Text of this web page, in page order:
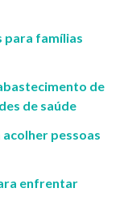
para famílias
de
de saúde
pessoas
enfrentar